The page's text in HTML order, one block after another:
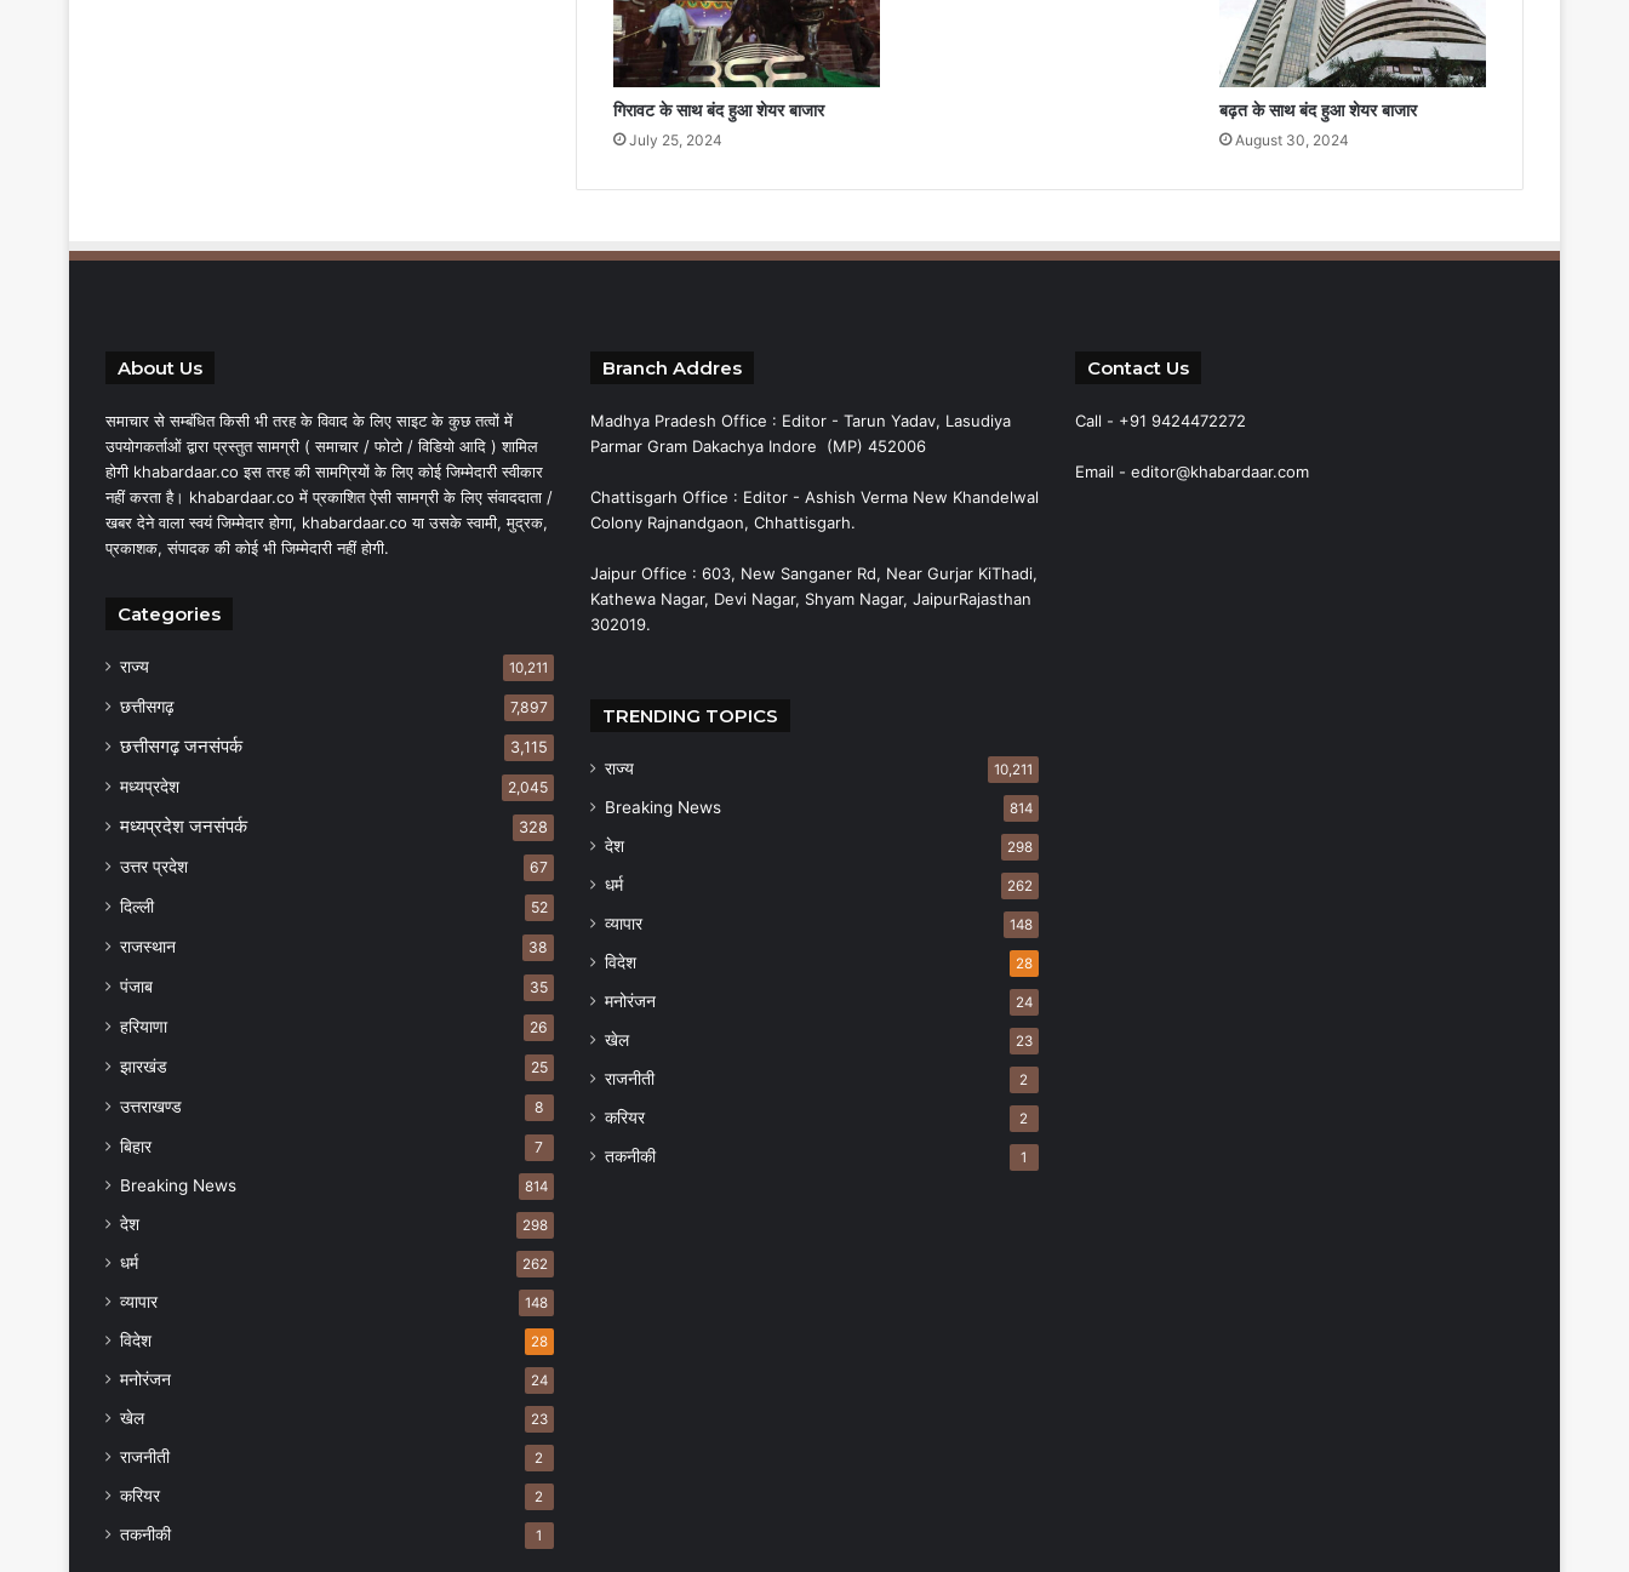
गिरावट के साथ बंद हुआ शेयर बाजार
July 25, 2024
बढ़त के साथ बंद हुआ शेयर बाजार
August 30, 2024
About Us
समाचार से सम्बंधित किसी भी तरह के विवाद के लिए साइट के कुछ तत्वों में
उपयोगकर्ताओं द्वारा प्रस्तुत सामग्री ( समाचार / फोटो / विडियो आदि ) शामिल
होगी khabardaar.co इस तरह की सामग्रियों के लिए कोई जिम्मेदारी स्वीकार
नहीं करता है। khabardaar.co में प्रकाशित ऐसी सामग्री के लिए संवाददाता /
खबर देने वाला स्वयं जिम्मेदार होगा, khabardaar.co या उसके स्वामी, मुद्रक,
प्रकाशक, संपादक की कोई भी जिम्मेदारी नहीं होगी.
Categories
राज्य 10,211
छत्तीसगढ़ 7,897
छत्तीसगढ़ जनसंपर्क 3,115
मध्यप्रदेश 2,045
मध्यप्रदेश जनसंपर्क 328
उत्तर प्रदेश 67
दिल्ली 52
राजस्थान 38
पंजाब 35
हरियाणा 26
झारखंड 25
उत्तराखण्ड 8
बिहार 7
Breaking News 814
देश 298
धर्म 262
व्यापार 148
विदेश 28
मनोरंजन 24
खेल 23
राजनीती 2
करियर 2
तकनीकी 1
Branch Addres
Madhya Pradesh Office : Editor - Tarun Yadav, Lasudiya
Parmar Gram Dakachya Indore (MP) 452006
Chattisgarh Office : Editor - Ashish Verma New Khandelwal
Colony Rajnandgaon, Chhattisgarh.
Jaipur Office : 603, New Sanganer Rd, Near Gurjar KiThadi,
Kathewa Nagar, Devi Nagar, Shyam Nagar, JaipurRajasthan
302019.
TRENDING TOPICS
राज्य 10,211
Breaking News 814
देश 298
धर्म 262
व्यापार 148
विदेश 28
मनोरंजन 24
खेल 23
राजनीती 2
करियर 2
तकनीकी 1
Contact Us
Call - +91 9424472272
Email - editor@khabardaar.com